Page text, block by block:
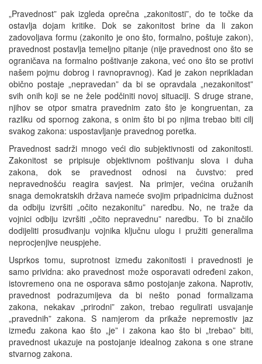
„Pravednost” pak izgleda oprečna „zakonitosti”, do te točke da
ostavlja dojam kritike. Dok se zakonitost brine da li zakon
zadovoljava formu (zakonito je ono što, formalno, poštuje zakon),
pravednost postavlja temeljno pitanje (nije pravednost ono što se
ograničava na formalno poštivanje zakona, već ono što se protivi
našem pojmu dobrog i ravnopravnog). Kad je zakon neprikladan
obično postaje „nepravedan” da bi se opravdala „nezakonitost”
svih onih koji se ne žele podčiniti novoj situaciji. S druge strane,
njihov se otpor smatra pravednim zato što je kongruentan, za
razliku od spornog zakona, s onim što bi po njima trebao biti cilj
svakog zakona: uspostavljanje pravednog poretka.
Pravednost sadrži mnogo veći dio subjektivnosti od zakonitosti.
Zakonitost se pripisuje objektivnom poštivanju slova i duha
zakona, dok se pravednost odnosi na čuvstvo: pred
nepravednošću reagira savjest. Na primjer, većina oružanih
snaga demokratskih država nameće svojim pripadnicima dužnost
da odbiju izvršiti „očito nezakonitu” naredbu. No, ne traže da
vojnici odbiju izvršiti „očito nepravednu” naredbu. To bi značilo
dodijeliti prosuđivanju vojnika ključnu ulogu i pružiti generalima
neprocjenjive neuspjehe.
Usprkos tomu, suprotnost između zakonitosti i pravednosti je
samo prividna: ako pravednost može osporavati određeni zakon,
istovremeno ona ne osporava sȃmo postojanje zakona. Naprotiv,
pravednost podrazumijeva da bi nešto ponad formalizama
zakona, nekakav „prirodni” zakon, trebao regulirati usvajanje
„pravednih” zakona. S namjerom da prikaže nepremostiv jaz
između zakona kao što „je” i zakona kao što bi „trebao” biti,
pravednost ukazuje na postojanje idealnog zakona s one strane
stvarnog zakona.